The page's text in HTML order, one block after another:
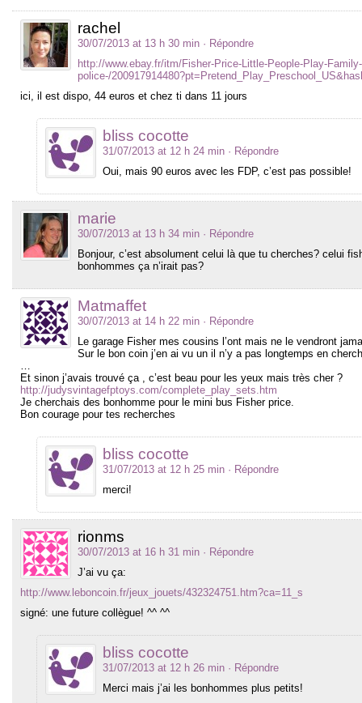
rachel
30/07/2013 at 13 h 30 min · Répondre
http://www.ebay.fr/itm/Fisher-Price-Little-People-Play-
police-/
ici, il est dispo, 44 euros et chez ti dans 11 jours
bliss cocotte
31/07/2013 at 12 h 24 min · Répondre
Oui, mais 90 euros avec les FDP, c’est pas possible!
marie
30/07/2013 at 13 h 34 min · Répondre
Bonjour, c’est absolument celui là que tu cherches? celui
bonhommes ça n’irait pas?
Matmaffet
30/07/2013 at 14 h 22 min · Répondre
Le garage Fisher mes cousins l’ont mais ne le vendront
Sur le bon coin j’en ai vu un il n’y a pas longtemps en
Et sinon j’avais trouvé ça , c’est beau pour les yeux mais très cher ?
http://judysvintagefptoys.com/complete_play_sets.htm
Je cherchais des bonhomme pour le mini bus Fisher price.
Bon courage pour tes recherches
bliss cocotte
31/07/2013 at 12 h 25 min · Répondre
merci!
rionms
30/07/2013 at 16 h 31 min · Répondre
J’ai vu ça:
http://www.leboncoin.fr/jeux_jouets/432324751.htm?ca=11_s
signé: une future collègue! ^^ ^^
bliss cocotte
31/07/2013 at 12 h 26 min · Répondre
Merci mais j’ai les bonhommes plus petits!